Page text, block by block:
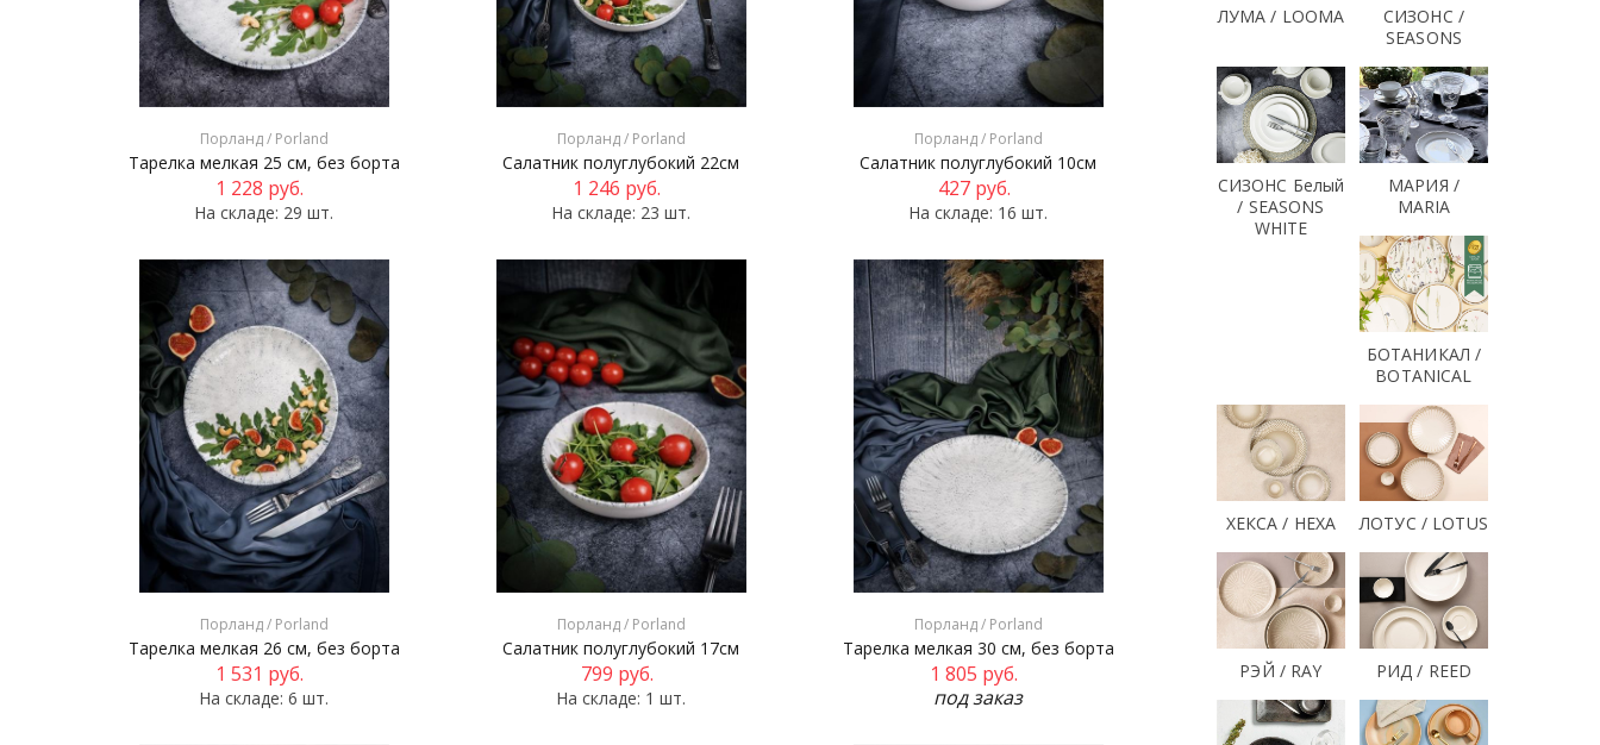
ЛУМА / LOOMA
СИЗОНС /
SEASONS
СИЗОНС Белый
/ SEASONS
WHITE
МАРИЯ /
MARIA
БОТАНИКАЛ /
BOTANICAL
ХЕКСА / HEXA ЛОТУС / LOTUS
РЭЙ / RAY РИД / REED
Порланд / Porland
Тарелка мелкая 25 см, без борта
1 228 руб.
На складе: 29 шт.
Порланд / Porland
Салатник полуглубокий 22см
1 246 руб.
На складе: 23 шт.
Порланд / Porland
Салатник полуглубокий 10см
427 руб.
На складе: 16 шт.
Порланд / Porland
Тарелка мелкая 26 см, без борта
1 531 руб.
На складе: 6 шт.
Порланд / Porland
Салатник полуглубокий 17см
799 руб.
На складе: 1 шт.
Порланд / Porland
Тарелка мелкая 30 см, без борта
1 805 руб.
под заказ